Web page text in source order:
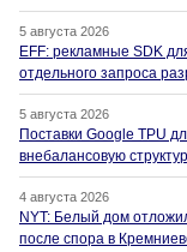
5 августа 2026
EFF: рекламные SDK
отдельного запроса
5 августа 2026
Поставки Google TPU
внебалансовую
4 августа 2026
NYT: Белый дом
после спора в